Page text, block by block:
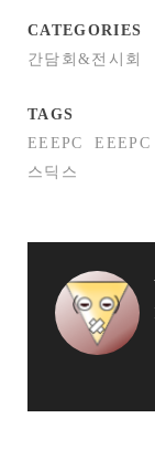
CATEGORIES
간담회&전시회
TAGS
EEEPC
EEEPC
스딕스